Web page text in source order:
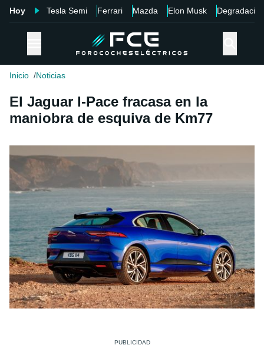
Hoy Tesla Semi Ferrari Mazda Elon Musk Degradación
Inicio Noticias
El Jaguar I-Pace fracasa en la
maniobra de esquiva de Km77